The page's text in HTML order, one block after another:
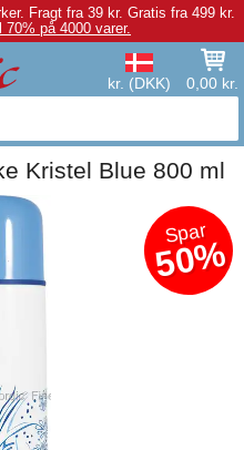
Fragt fra 39 kr. Gratis fra 499 kr.
på 4000 varer.
kr. (DKK) 0,00 kr.
Kristel Blue 800 ml
Spar
50%